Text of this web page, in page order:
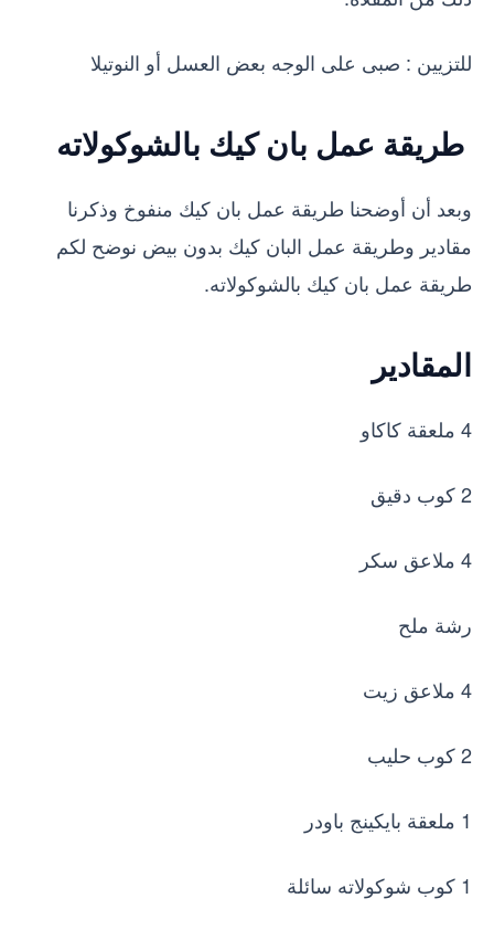
للتزيين : صبى على الوجه بعض العسل أو النوتيلا
طريقة عمل بان كيك بالشوكولاته
وبعد أن أوضحنا طريقة عمل بان كيك منفوخ وذكرنا
مقادير وطريقة عمل البان كيك بدون بيض نوضح لكم
طريقة عمل بان كيك بالشوكولاته.
المقادير
4 ملعقة كاكاو
2 كوب دقيق
4 ملاعق سكر
رشة ملح
4 ملاعق زيت
2 كوب حليب
1 ملعقة بايكينج باودر
1 كوب شوكولاته سائلة